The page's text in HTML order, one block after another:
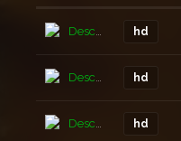
Descarga hd
Descarga hd
Descarga hd